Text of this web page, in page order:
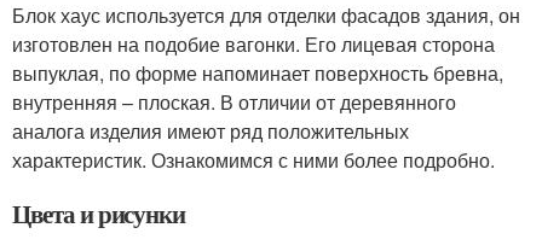
Блок хаус используется для отделки фасадов здания, он
изготовлен на подобие вагонки. Его лицевая сторона
выпуклая, по форме напоминает поверхность бревна,
внутренняя – плоская. В отличии от деревянного
аналога изделия имеют ряд положительных
характеристик. Ознакомимся с ними более подробно.
Цвета и рисунки